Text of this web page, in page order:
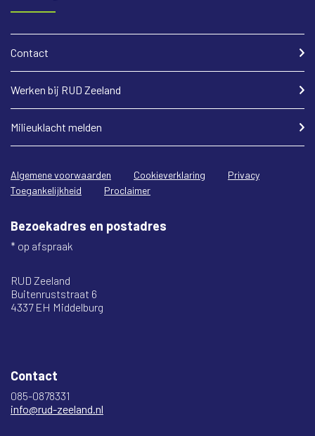
Contact
Werken bij RUD Zeeland
Milieuklacht melden
Algemene voorwaarden Cookieverklaring
Privacy
Toegankelijkheid
Proclaimer
Bezoekadres en postadres
* op afspraak
RUD Zeeland
Buitenruststraat 6
4337 EH Middelburg
Contact
085-0878331
info@rud-zeeland.nl